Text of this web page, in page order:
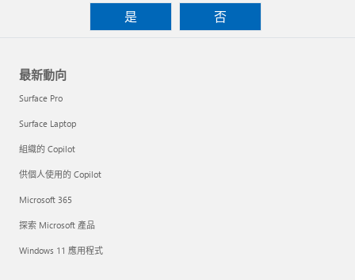
是
否
最新動向
Surface Pro
Surface Laptop
組織的 Copilot
供個人使用的 Copilot
Microsoft 365
探索 Microsoft 產品
Windows 11 應用程式